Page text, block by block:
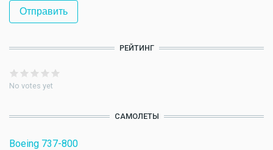
РЕЙТИНГ
No votes yet
САМОЛЕТЫ
Boeing 737-800